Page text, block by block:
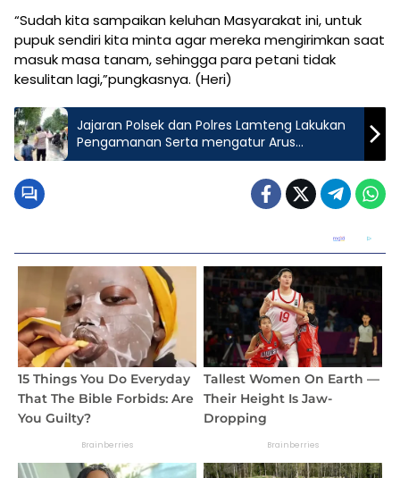
“Sudah kita sampaikan keluhan Masyarakat ini, untuk
pupuk sendiri kita minta agar mereka mengirimkan saat
masuk masa tanam, sehingga para petani tidak
kesulitan lagi,”pungkasnya. (Heri)
Jajaran Polsek dan Polres Lamteng Lakukan
Pengamanan Serta mengatur Arus
Lalulintas di Jalan Yang Tergenang Air Akibat